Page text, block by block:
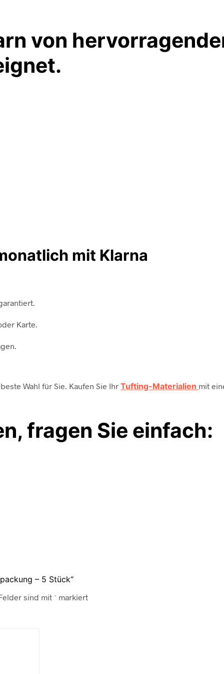
von
mit Klarna
Karte.
Wahl für Sie. Kaufen Sie Ihr Tufting-Materialien mit
fragen Sie einfach:
– 5 Stück“
sind mit * markiert